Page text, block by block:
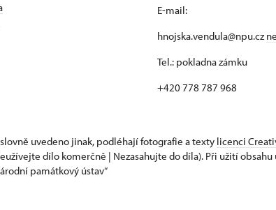
E-mail:
hnojska.vendula@npu.cz
Tel.: pokladna zámku
+420 778 787 968
uvedeno jinak, podléhají fotografie a texty licenci
dílo komerčně | Nezasahujte do díla). Při užití
památkový ústav“